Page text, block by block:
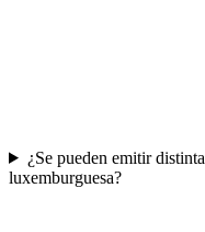
¿Se pueden emitir
luxemburguesa?